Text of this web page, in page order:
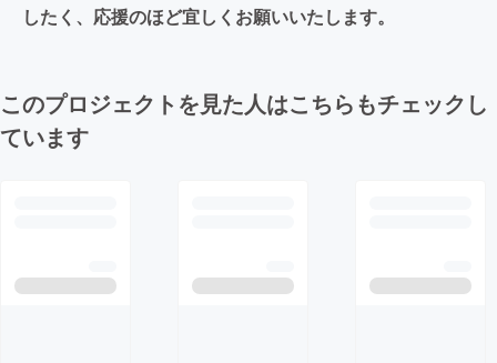
したく、応援のほど宜しくお願いいたします。
このプロジェクトを見た人はこちらもチェックし
ています